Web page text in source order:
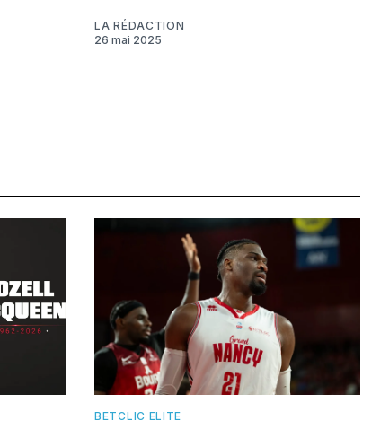
LA RÉDACTION
26 mai 2025
BETCLIC ELITE